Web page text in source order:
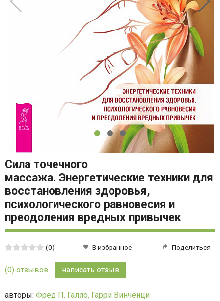
Сила точечного
массажа. Энергетические техники для
восстановления здоровья,
психологического равновесия и
преодоления вредных привычек
Средняя
из
(0) В избранное Поделиться
(0) отзывов написать отзыв
авторы: Фред П. Галло, Гарри Винченци